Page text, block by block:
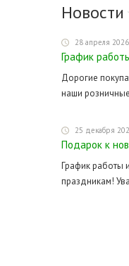
Новости
28 апреля 2026
График
Дорогие
наши
25 декабря
Подарок к
График работы
праздникам!